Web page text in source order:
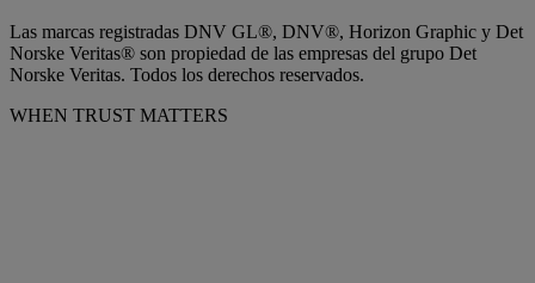
Las marcas registradas DNV GL®, DNV®, Horizon Graphic y Det
Norske Veritas® son propiedad de las empresas del grupo Det
Norske Veritas. Todos los derechos reservados.
WHEN TRUST MATTERS